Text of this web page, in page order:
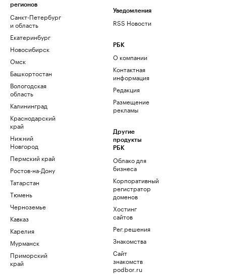
регионов
Санкт-Петербург
и область
Екатеринбург
Новосибирск
Омск
Башкортостан
Вологодская
область
Калининград
Краснодарский
край
Нижний
Новгород
Пермский край
Ростов-на-Дону
Татарстан
Тюмень
Черноземье
Кавказ
Карелия
Мурманск
Приморский
край
Уведомления
RSS Новости
РБК
О компании
Контактная
информация
Редакция
Размещение
рекламы
Другие
продукты
РБК
Облако для
бизнеса
Корпоративный
регистратор
доменов
Хостинг
сайтов
Рег.решения
Знакомства
Сайт
знакомств
podbor.ru